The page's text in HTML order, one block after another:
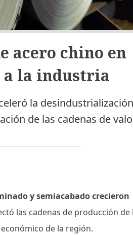
acero chino en
la industria
la
de las cadenas de
y semiacabado crecieron
las cadenas de producción de
de la región.